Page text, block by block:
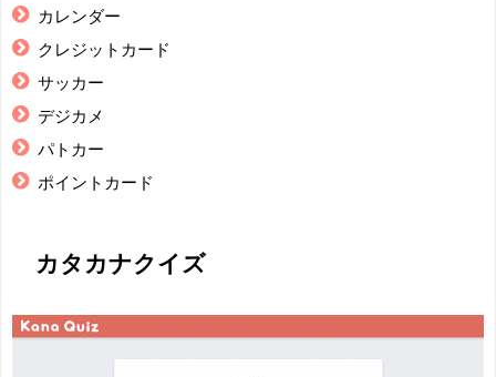
カレンダー
クレジットカード
サッカー
デジカメ
パトカー
ポイントカード
カタカナクイズ